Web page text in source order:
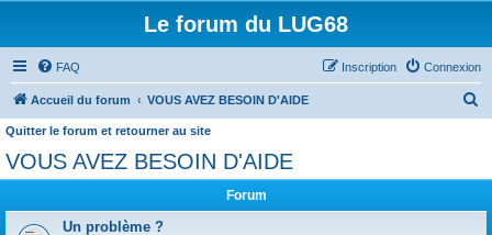
Le forum du LUG68
FAQ Connexion
Inscription
Accueil du forum VOUS AVEZ BESOIN D'AIDE
h
Quitter le forum et retourner au site
VOUS AVEZ BESOIN D'AIDE
Forum
Un problème ?